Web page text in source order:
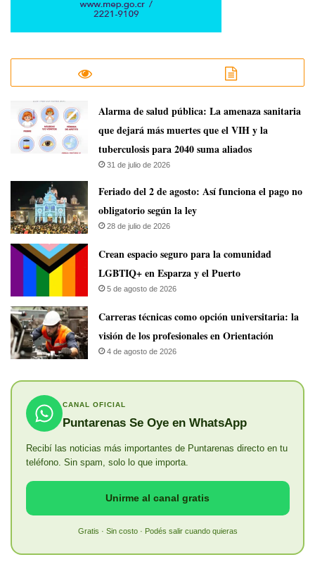
​Alarma de salud pública: La amenaza sanitaria
que dejará más muertes que el VIH y la
tuberculosis para 2040 suma aliados
31 de julio de 2026
Feriado del 2 de agosto: Así funciona el pago no
obligatorio según la ley
28 de julio de 2026
Crean espacio seguro para la comunidad
LGBTIQ+ en Esparza y el Puerto
5 de agosto de 2026
Carreras técnicas como opción universitaria: la
visión de los profesionales en Orientación
4 de agosto de 2026
CANAL OFICIAL
Puntarenas Se Oye en WhatsApp
Recibí las noticias más importantes de Puntarenas directo en tu
teléfono. Sin spam, solo lo que importa.
Unirme al canal gratis
Gratis · Sin costo · Podés salir cuando quieras